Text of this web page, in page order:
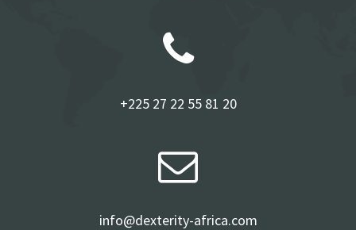
+225 27 22 55 81 20
info@dexterity-africa.com